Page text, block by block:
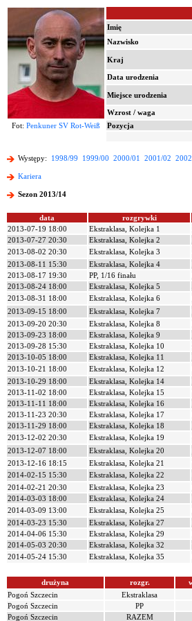
Imię
Nazwisko
Kraj
Data urodzenia
Miejsce urodzenia
Wzrost / waga
Fot: Penkuner SV Rot-Weiß Pozycja
Występy: 1998/99 1999/00 2000/01 2001/02
Kariera
Sezon 2013/14
data rozgrywki
2013-07-19 18:00
Ekstraklasa, Kolejka 1
2013-07-27 20:30
Ekstraklasa, Kolejka 2
2013-08-02 20:30
Ekstraklasa, Kolejka 3
2013-08-11 15:30
Ekstraklasa, Kolejka 4
2013-08-17 19:30
PP, 1/16 finału
2013-08-24 18:00
Ekstraklasa, Kolejka 5
2013-08-31 18:00
Ekstraklasa, Kolejka 6
2013-09-15 18:00
Ekstraklasa, Kolejka 7
2013-09-20 20:30
Ekstraklasa, Kolejka 8
2013-09-23 18:00
Ekstraklasa, Kolejka 9
2013-09-28 15:30
Ekstraklasa, Kolejka 10
2013-10-05 18:00
Ekstraklasa, Kolejka 11
2013-10-21 18:00
Ekstraklasa, Kolejka 12
2013-10-29 18:00
Ekstraklasa, Kolejka 14
2013-11-02 18:00
Ekstraklasa, Kolejka 15
2013-11-11 18:00
Ekstraklasa, Kolejka 16
2013-11-23 20:30
Ekstraklasa, Kolejka 17
2013-11-29 18:00
Ekstraklasa, Kolejka 18
2013-12-02 20:30
Ekstraklasa, Kolejka 19
2013-12-07 18:00
Ekstraklasa, Kolejka 20
2013-12-16 18:15
Ekstraklasa, Kolejka 21
2014-02-15 15:30
Ekstraklasa, Kolejka 22
2014-02-21 20:30
Ekstraklasa, Kolejka 23
2014-03-03 18:00
Ekstraklasa, Kolejka 24
2014-03-09 13:00
Ekstraklasa, Kolejka 25
2014-03-23 15:30
Ekstraklasa, Kolejka 27
2014-04-06 15:30
Ekstraklasa, Kolejka 29
2014-05-03 20:30
Ekstraklasa, Kolejka 32
2014-05-24 15:30
Ekstraklasa, Kolejka 35
drużyna rozgr.
Pogoń Szczecin
Ekstraklasa
Pogoń Szczecin
PP
Pogoń Szczecin
RAZEM